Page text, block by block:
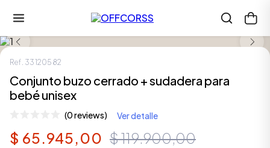
Ref. 33120582
Conjunto buzo cerrado + sudadera para
bebé unisex
(0 reviews) Ver detalle
$ 65.945,00 $119.900,00